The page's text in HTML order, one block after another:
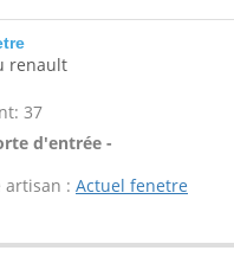
renault
37
d'entrée -
artisan : Actuel fenetre